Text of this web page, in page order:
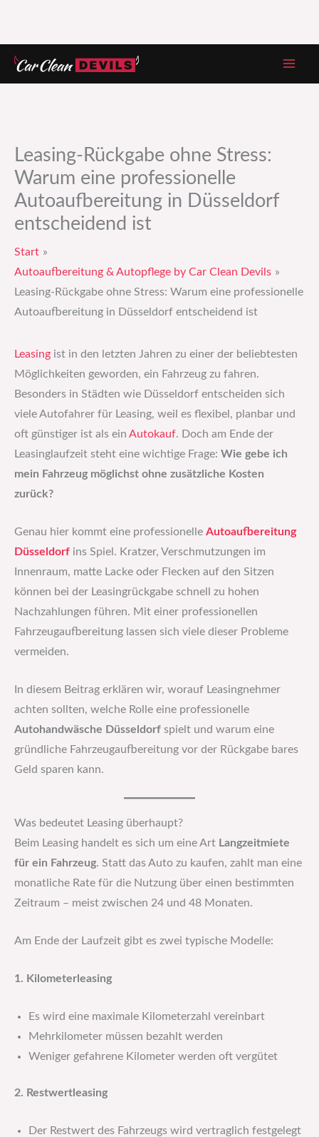
Zum
Inhalt
Leasing-Rückgabe ohne Stress:
Warum eine professionelle
Autoaufbereitung in Düsseldorf
entscheidend ist
Start
Autoaufbereitung & Autopflege by Car Clean Devils
Leasing-Rückgabe ohne Stress: Warum eine professionelle
Autoaufbereitung in Düsseldorf entscheidend ist
Leasing ist in den letzten Jahren zu einer der beliebtesten
Möglichkeiten geworden, ein Fahrzeug zu fahren.
Besonders in Städten wie Düsseldorf entscheiden sich
viele Autofahrer für Leasing, weil es flexibel, planbar und
oft günstiger ist als ein Autokauf. Doch am Ende der
Leasinglaufzeit steht eine wichtige Frage: Wie gebe ich
mein Fahrzeug möglichst ohne zusätzliche Kosten
zurück?
Genau hier kommt eine professionelle Autoaufbereitung
Düsseldorf ins Spiel. Kratzer, Verschmutzungen im
Innenraum, matte Lacke oder Flecken auf den Sitzen
können bei der Leasingrückgabe schnell zu hohen
Nachzahlungen führen. Mit einer professionellen
Fahrzeugaufbereitung lassen sich viele dieser Probleme
vermeiden.
In diesem Beitrag erklären wir, worauf Leasingnehmer
achten sollten, welche Rolle eine professionelle
Autohandwäsche Düsseldorf spielt und warum eine
gründliche Fahrzeugaufbereitung vor der Rückgabe bares
Geld sparen kann.
Was bedeutet Leasing überhaupt?
Beim Leasing handelt es sich um eine Art Langzeitmiete
für ein Fahrzeug. Statt das Auto zu kaufen, zahlt man eine
monatliche Rate für die Nutzung über einen bestimmten
Zeitraum – meist zwischen 24 und 48 Monaten.
Am Ende der Laufzeit gibt es zwei typische Modelle:
1. Kilometerleasing
Es wird eine maximale Kilometerzahl vereinbart
Mehrkilometer müssen bezahlt werden
Weniger gefahrene Kilometer werden oft vergütet
2. Restwertleasing
Der Restwert des Fahrzeugs wird vertraglich festgelegt